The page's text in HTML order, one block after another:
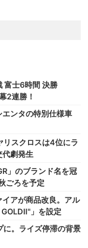
士6時間 決勝
2連勝！
ンタの特別仕様車
リスクロスは4位にラ
代劇発生
」のブランド名を冠
ごろを予定
イアが商品改良。アル
」を設定
。ライズ停滞の背景